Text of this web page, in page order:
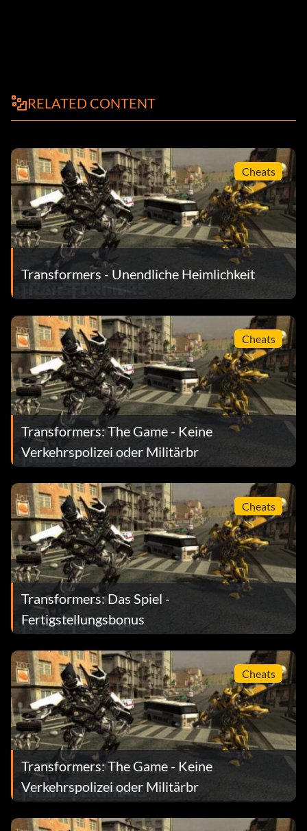
RELATED CONTENT
Cheats
Transformers - Unendliche Heimlichkeit
Cheats
Transformers: The Game - Keine
Verkehrspolizei oder Militärbr
Cheats
Transformers: Das Spiel -
Fertigstellungsbonus
Cheats
Transformers: The Game - Keine
Verkehrspolizei oder Militärbr